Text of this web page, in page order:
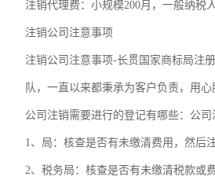
注销代理费：小规模200月，一般纳税
注销公司注意事项
注销公司注意事项-长贯国家商标局注
队，一直以来都秉承为客户负责，用心
公司注销需要进行的登记有哪些：公
1、局：核查是否有未缴清费用，然后
2、税务局：核查是否有未缴清税款或